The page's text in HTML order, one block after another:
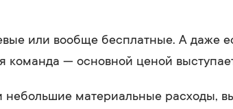
или вообще бесплатные. А даже
команда — основной ценой
небольшие материальные расходы,